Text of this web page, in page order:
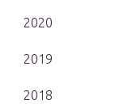
2020
2019
2018